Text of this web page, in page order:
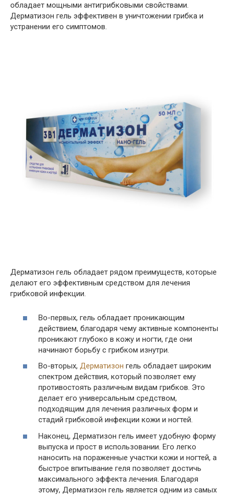
обладает мощными антигрибковыми свойствами.
Дерматизон гель эффективен в уничтожении грибка и
устранении его симптомов.
Дерматизон гель обладает рядом преимуществ, которые
делают его эффективным средством для лечения
грибковой инфекции.
Во-первых, гель обладает проникающим
действием, благодаря чему активные компоненты
проникают глубоко в кожу и ногти, где они
начинают борьбу с грибком изнутри.
Во-вторых, Дерматизон гель обладает широким
спектром действия, который позволяет ему
противостоять различным видам грибков. Это
делает его универсальным средством,
подходящим для лечения различных форм и
стадий грибковой инфекции кожи и ногтей.
Наконец, Дерматизон гель имеет удобную форму
выпуска и прост в использовании. Его легко
наносить на пораженные участки кожи и ногтей, а
быстрое впитывание геля позволяет достичь
максимального эффекта лечения. Благодаря
этому, Дерматизон гель является одним из самых